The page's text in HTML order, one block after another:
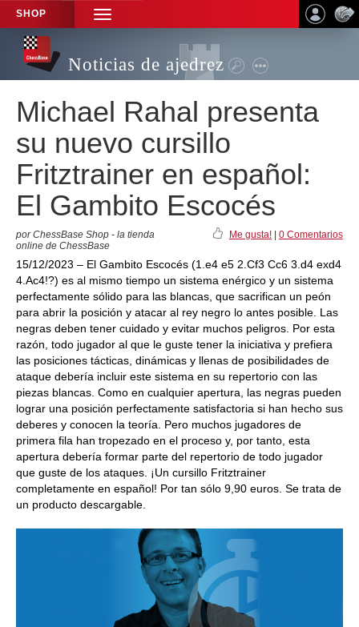
SHOP
TOGGLE
NAVIGATION
Noticias de ajedrez
Michael Rahal presenta
su nuevo cursillo
Fritztrainer en español:
El Gambito Escocés
por ChessBase Shop - la tienda
online de ChessBase
Me gusta! 0 Comentarios
15/12/2023 – El Gambito Escocés (1.e4 e5 2.Cf3 Cc6 3.d4 exd4
4.Ac4!?) es al mismo tiempo un sistema enérgico y un sistema
perfectamente sólido para las blancas, que sacrifican un peón
para abrir la posición y atacar al rey negro lo antes posible. Las
negras deben tener cuidado y evitar muchos peligros. Por esta
razón, todo jugador al que le guste tener la iniciativa y prefiera
las posiciones tácticas, dinámicas y llenas de posibilidades de
ataque debería incluir este sistema en su repertorio con las
piezas blancas. Como en cualquier apertura, las negras pueden
lograr una posición perfectamente satisfactoria si han hecho sus
deberes y conocen la teoría. Pero muchos jugadores de
primera fila han tropezado en el proceso y, por tanto, esta
apertura debería formar parte del repertorio de todo jugador
que guste de los ataques. ¡Un cursillo Fritztrainer
completamente en español! Por tan sólo 9,90 euros. Se trata de
un producto descargable.